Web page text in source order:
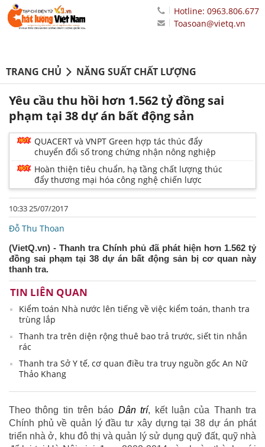
Hotline: 0963.806.677
Toasoan@vietq.vn
TRANG CHỦ NĂNG SUẤT CHẤT LƯỢNG
Yêu cầu thu hồi hơn 1.562 tỷ đồng sai
phạm tại 38 dự án bất động sản
QUACERT và VNPT Green hợp tác thúc đẩy
chuyển đổi số trong chứng nhận nông nghiệp
Hoàn thiện tiêu chuẩn, hạ tầng chất lượng thúc
đẩy thương mại hóa công nghệ chiến lược
10:33 25/07/2017
Đỗ Thu Thoan
(VietQ.vn) - Thanh tra Chính phủ đã phát hiện hơn 1.562 tỷ
đồng sai phạm tại 38 dự án bất động sản bị cơ quan này
thanh tra.
TIN LIÊN QUAN
Kiểm toán Nhà nước lên tiếng về việc kiểm toán, thanh tra
trùng lắp
Thanh tra trên diện rộng thuê bao trả trước, siết tin nhắn
rác
Thanh tra Sở Y tế, cơ quan điều tra truy nguồn gốc An Nữ
Thảo Khang
Theo thông tin trên báo Dân trí, kết luận của Thanh tra
Chính phủ về quản lý đầu tư xây dựng tại 38 dự án phát
triển nhà ở, khu đô thị và quản lý sử dụng quỹ đất, quỹ nhà